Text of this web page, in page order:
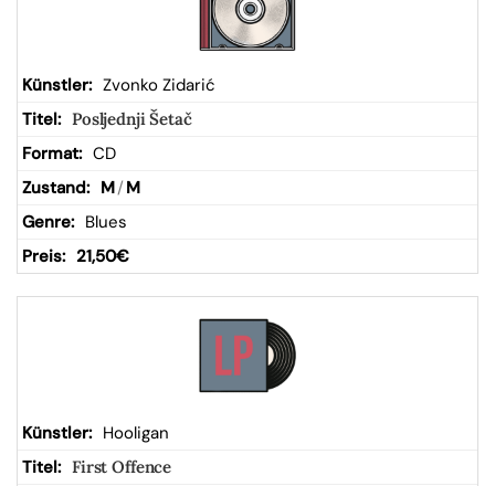
Zvonko Zidarić
Posljednji Šetač
CD
M/ M
Blues
21,50€
Hooligan
First Offence